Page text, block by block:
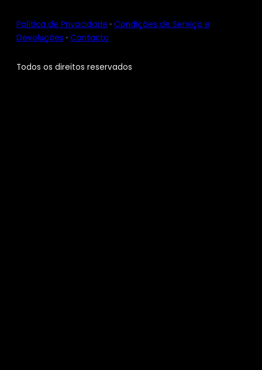
Política de Privacidade · Condições de Serviço e
Devoluções · Contacto
Todos os direitos reservados